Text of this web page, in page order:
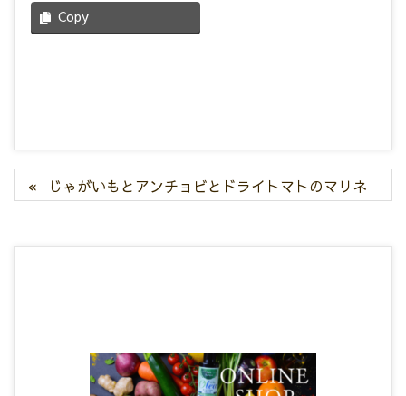
Copy
じゃがいもとアンチョビとドライトマトのマリネ